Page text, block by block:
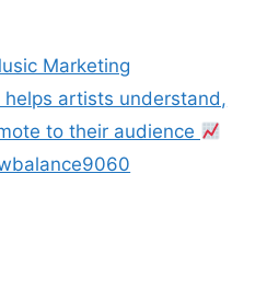
Marketing
helps artists understand,
to their audience